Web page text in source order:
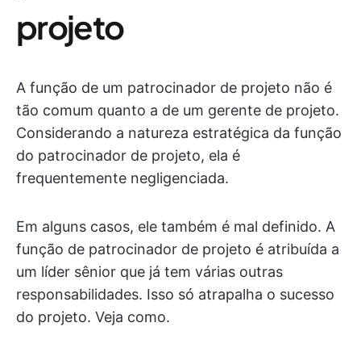
projeto
A função de um patrocinador de projeto não é
tão comum quanto a de um gerente de projeto.
Considerando a natureza estratégica da função
do patrocinador de projeto, ela é
frequentemente negligenciada.
Em alguns casos, ele também é mal definido. A
função de patrocinador de projeto é atribuída a
um líder sênior que já tem várias outras
responsabilidades. Isso só atrapalha o sucesso
do projeto. Veja como.